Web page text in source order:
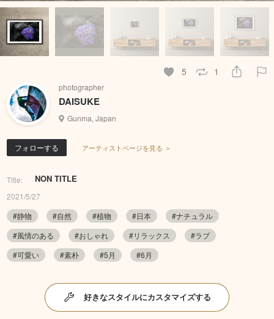
5 1
photographer
DAISUKE
Gunma, Japan
フォローする アーティストページを見る ＞
Title: NON TITLE
2021/5/27
#静物
#自然 #植物 #日本
#ナチュラル
#風情のある
#おしゃれ #リラックス
#ラブ
#可愛い
#素朴 #5月 #6月
好きなスタイルにカスタマイズする